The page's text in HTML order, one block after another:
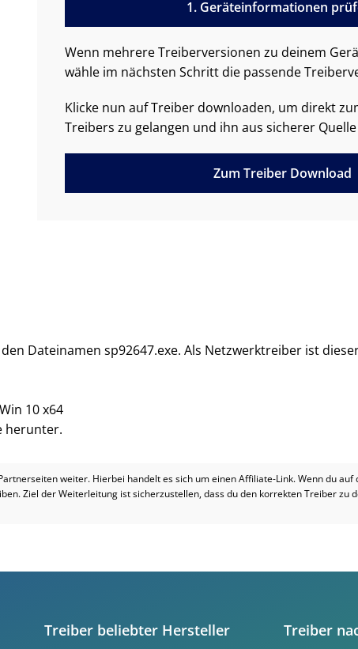
1. Geräteinformationen
Wenn mehrere Treiberversionen zu deinem
wähle im nächsten Schritt die passende
Klicke nun auf Treiber downloaden, um direkt
Treibers zu gelangen und ihn aus sicherer
Zum Treiber Download
Dateinamen sp92647.exe. Als Netzwerktreiber ist
10 x64
herunter.
weiter. Hierbei handelt es sich um einen Affiliate-Link. Wenn du
Ziel der Weiterleitung ist sicherzustellen, dass du den korrekten Treiber zu
Treiber beliebter Hersteller Treiber